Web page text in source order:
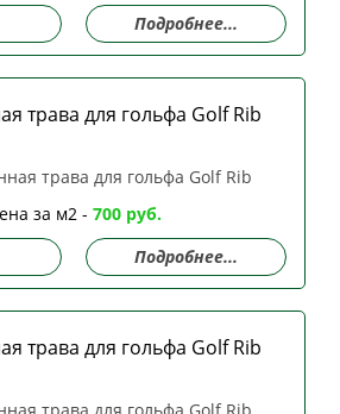
Подробнее...
трава для гольфа Golf Rib
за м2 - 700 руб.
Подробнее...
трава для гольфа Golf Rib